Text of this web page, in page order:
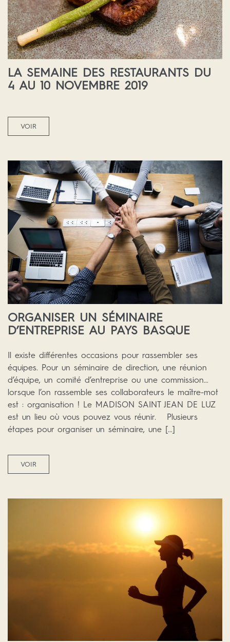
LA SEMAINE DES RESTAURANTS DU
4 AU 10 NOVEMBRE 2019
VOIR
ORGANISER UN SÉMINAIRE
D’ENTREPRISE AU PAYS BASQUE
Il existe différentes occasions pour rassembler ses
équipes. Pour un séminaire de direction, une réunion
d’équipe, un comité d’entreprise ou une commission…
lorsque l’on rassemble ses collaborateurs le maître-mot
est : organisation ! Le MADISON SAINT JEAN DE LUZ
est un lieu où vous pouvez vous réunir. Plusieurs
étapes pour organiser un séminaire, une […]
VOIR